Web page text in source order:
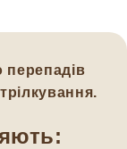
перепадів